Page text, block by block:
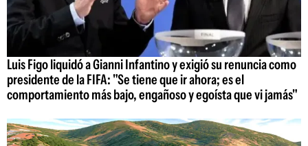
Luis Figo liquidó a Gianni Infantino y exigió su renuncia como
presidente de la FIFA: "Se tiene que ir ahora; es el
comportamiento más bajo, engañoso y egoísta que vi jamás"